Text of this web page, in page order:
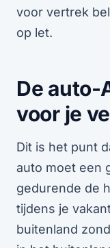
voor vertrek
op let.
De auto-
voor je
Dit is het punt
auto moet een
gedurende de
tijdens je
buitenland